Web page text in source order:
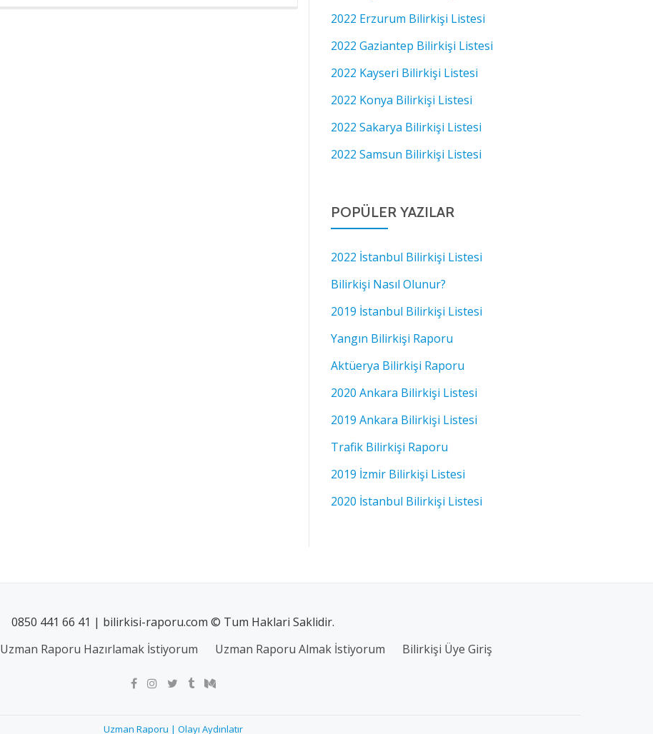
2022 Erzurum Bilirkişi Listesi
2022 Gaziantep Bilirkişi Listesi
2022 Kayseri Bilirkişi Listesi
2022 Konya Bilirkişi Listesi
2022 Sakarya Bilirkişi Listesi
2022 Samsun Bilirkişi Listesi
POPÜLER YAZILAR
2022 İstanbul Bilirkişi Listesi
Bilirkişi Nasıl Olunur?
2019 İstanbul Bilirkişi Listesi
Yangın Bilirkişi Raporu
Aktüerya Bilirkişi Raporu
2020 Ankara Bilirkişi Listesi
2019 Ankara Bilirkişi Listesi
Trafik Bilirkişi Raporu
2019 İzmir Bilirkişi Listesi
2020 İstanbul Bilirkişi Listesi
0850 441 66 41 | bilirkisi-raporu.com © Tum Haklari Saklidir.
Uzman Raporu Hazırlamak İstiyorum Uzman Raporu Almak İstiyorum Bilirkişi Üye Giriş
Uzman Raporu | Olayı Aydınlatır